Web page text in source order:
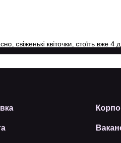
свіженькі квіточки, стоїть вже 4